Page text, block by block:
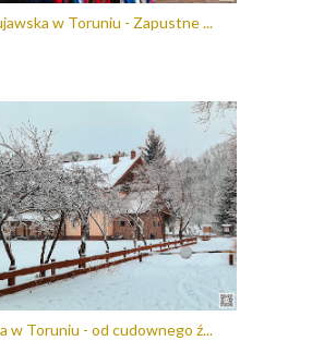
w Toruniu - Zapustne ...
w Toruniu - od cudownego ź...